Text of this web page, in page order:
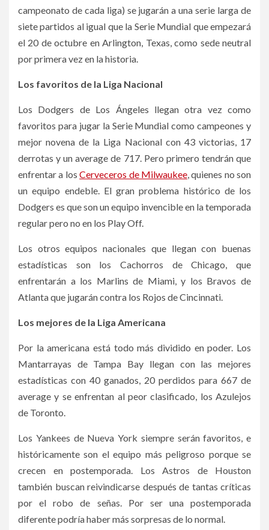
campeonato de cada liga) se jugarán a una serie larga de
siete partidos al igual que la Serie Mundial que empezará
el 20 de octubre en Arlington, Texas, como sede neutral
por primera vez en la historia.
Los favoritos de la Liga Nacional
Los Dodgers de Los Ángeles llegan otra vez como
favoritos para jugar la Serie Mundial como campeones y
mejor novena de la Liga Nacional con 43 victorias, 17
derrotas y un average de 717. Pero primero tendrán que
enfrentar a losCerveceros de Milwaukee, quienes no son
un equipo endeble. El gran problema histórico de los
Dodgers es que son un equipo invencible en la temporada
regular pero no en los Play Off.
Los otros equipos nacionales que llegan con buenas
estadísticas son los Cachorros de Chicago, que
enfrentarán a los Marlins de Miami, y los Bravos de
Atlanta que jugarán contra los Rojos de Cincinnati.
Los mejores de la Liga Americana
Por la americana está todo más dividido en poder. Los
Mantarrayas de Tampa Bay llegan con las mejores
estadísticas con 40 ganados, 20 perdidos para 667 de
average y se enfrentan al peor clasificado, los Azulejos
de Toronto.
Los Yankees de Nueva York siempre serán favoritos, e
históricamente son el equipo más peligroso porque se
crecen en postemporada. Los Astros de Houston
también buscan reivindicarse después de tantas críticas
por el robo de señas. Por ser una postemporada
diferente podría haber más sorpresas de lo normal.